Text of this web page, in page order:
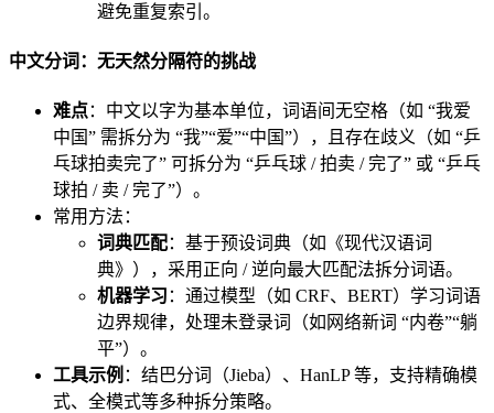
避免重复索引。
中文分词：无天然分隔符的挑战
难点：中文以字为基本单位，词语间无空格（如 “我爱
中国” 需拆分为 “我”“爱”“中国”），且存在歧义（如 “乒
乓球拍卖完了” 可拆分为 “乒乓球 / 拍卖 / 完了” 或 “乒乓
球拍 / 卖 / 完了”）。
常用方法：
词典匹配：基于预设词典（如《现代汉语词
典》），采用正向 / 逆向最大匹配法拆分词语。
机器学习 ：通过模型（如 CRF、BERT）学习词语
边界规律，处理未登录词（如网络新词 “内卷”“躺
平”）。
工具示例 ：结巴分词（Jieba）、HanLP 等，支持精确模
式、全模式等多种拆分策略。